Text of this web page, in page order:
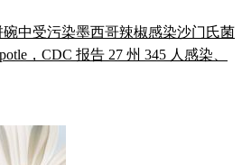
中受污染墨西哥辣椒感染沙门氏菌
，CDC 报告 27 州 345 人感染、